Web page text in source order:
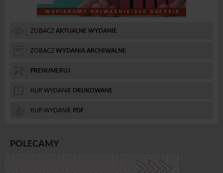
ZOBACZAKTUALNE WYDANIE
ZOBACZWYDANIA ARCHIWALNE
PRENUMERUJ
KUP WYDANIE DRUKOWANE
KUP WYDANIE PDF
POLECAMY